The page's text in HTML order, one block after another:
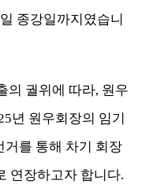
일 종강일까지였습니
의 궐위에 따라, 원우
년 원우회장의 임기
거를 통해 차기 회장
연장하고자 합니다.